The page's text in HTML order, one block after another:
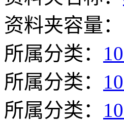
资料夹容量
所属分类：
所属分类：
所属分类：